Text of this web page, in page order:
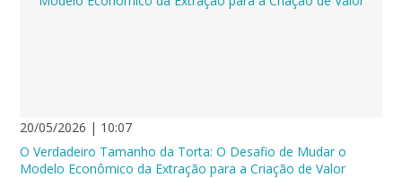
20/05/2026 | 10:07
O Verdadeiro Tamanho da Torta: O Desafio de Mudar o
Modelo Econômico da Extração para a Criação de Valor